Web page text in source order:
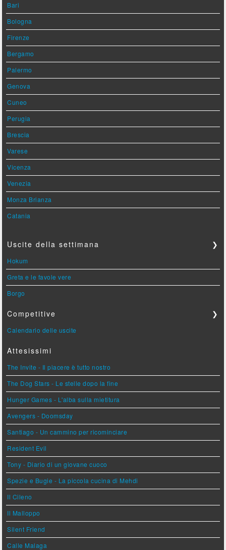
Bari
Bologna
Firenze
Bergamo
Palermo
Genova
Cuneo
Perugia
Brescia
Varese
Vicenza
Venezia
Monza Brianza
Catania
Uscite della settimana ❯
Hokum
Greta e le favole vere
Borgo
Competitive ❯
Calendario delle uscite
Attesissimi
The Invite - Il piacere è tutto nostro
The Dog Stars - Le stelle dopo la fine
Hunger Games - L'alba sulla mietitura
Avengers - Doomsday
Santiago - Un cammino per ricominciare
Resident Evil
Tony - Diario di un giovane cuoco
Spezie e Bugie - La piccola cucina di Mehdi
Il Cileno
Il Malloppo
Silent Friend
Calle Malaga